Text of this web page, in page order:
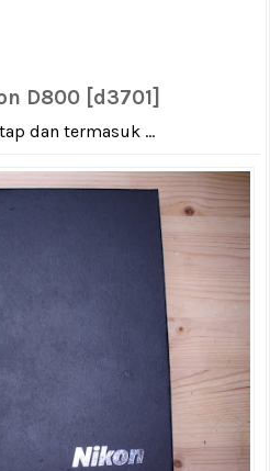
D800 [d3701]
dan termasuk ...